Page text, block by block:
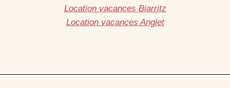
Location vacances Biarritz
Location vacances Anglet